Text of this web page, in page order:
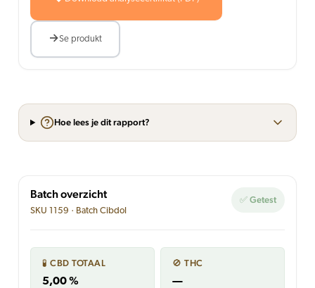
Se produkt
Hoe lees je dit rapport?
Batch overzicht
SKU 1159 · Batch Cibdol
✅ Getest
🧪 CBD TOTAAL
5,00 %
🚫 THC
—